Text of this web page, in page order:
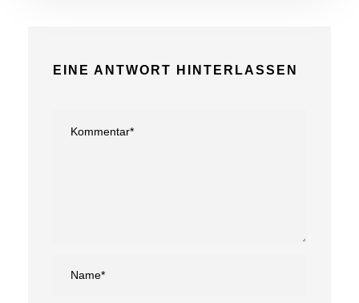
EINE ANTWORT HINTERLASSEN